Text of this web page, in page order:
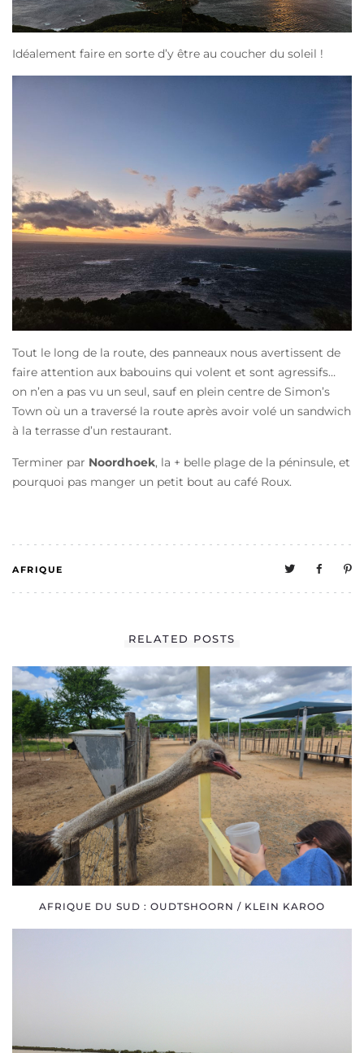
Idéalement faire en sorte d’y être au coucher du soleil !
Tout le long de la route, des panneaux nous avertissent de
faire attention aux babouins qui volent et sont agressifs…
on n’en a pas vu un seul, sauf en plein centre de Simon’s
Town où un a traversé la route après avoir volé un sandwich
à la terrasse d’un restaurant.
Terminer par Noordhoek, la + belle plage de la péninsule, et
pourquoi pas manger un petit bout au café Roux.
AFRIQUE
RELATED POSTS
AFRIQUE DU SUD : OUDTSHOORN / KLEIN KAROO